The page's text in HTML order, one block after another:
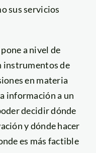
sus servicios
a nivel de
instrumentos de
en materia
información a un
decidir dónde
y dónde hacer
es más factible